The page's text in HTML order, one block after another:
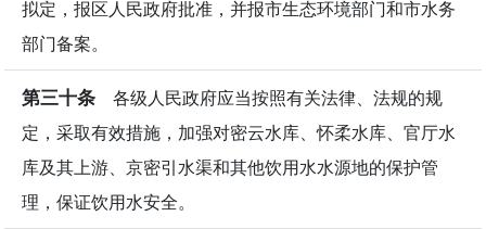
拟定，报区人民政府批准，并报市生态环境部门和市水务
部门备案。
第三十条 各级人民政府应当按照有关法律、法规的规
定，采取有效措施，加强对密云水库、怀柔水库、官厅水
库及其上游、京密引水渠和其他饮用水水源地的保护管
理，保证饮用水安全。